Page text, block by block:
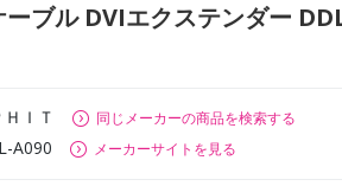
ブル DVIエクステンダー
ＨＩＴ 同じメーカーの商品を検索する
A090 メーカーサイトを見る